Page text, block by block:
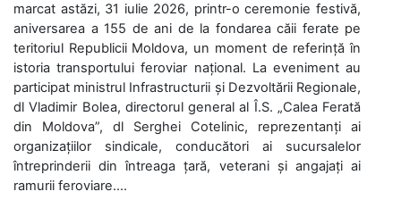
marcat astăzi, 31 iulie 2026, printr-o ceremonie festivă,
aniversarea a 155 de ani de la fondarea căii ferate pe
teritoriul Republicii Moldova, un moment de referință în
istoria transportului feroviar național. La eveniment au
participat ministrul Infrastructurii și Dezvoltării Regionale,
dl Vladimir Bolea, directorul general al Î.S. „Calea Ferată
din Moldova”, dl Serghei Cotelinic, reprezentanți ai
organizațiilor sindicale, conducători ai sucursalelor
întreprinderii din întreaga țară, veterani și angajați ai
ramurii feroviare....